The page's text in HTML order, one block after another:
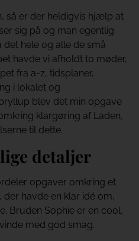
så er der heldigvis hjælp at
sig på og man egentlig
det hele og alle de små
havde vi afholdt to møder,
fra a-z, tidsplaner,
i lokalet og
blev det min opgave
klargøring af Laden,
til dette.
detaljer
opgaver omkring et
havde en klar idé om,
Bruden Sophie er en cool,
med god smag.